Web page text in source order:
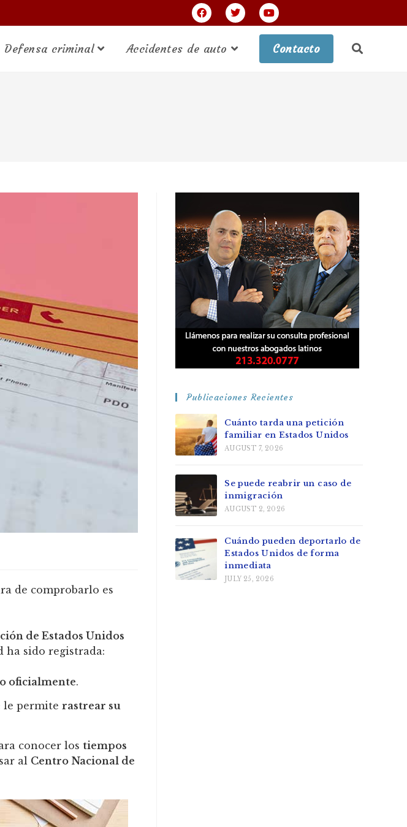
Defensa criminal Accidentes de auto Contacto
de comprobarlo es
de Estados Unidos
sido registrada:
oficialmente.
le permite rastrear su
conocer los tiempos
al Centro Nacional de
Publicaciones Recientes
Cuánto tarda una petición
familiar en Estados Unidos
AUGUST 7, 2026
Se puede reabrir un caso de
inmigración
AUGUST 2, 2026
Cuándo pueden deportarlo de
Estados Unidos de forma
inmediata
JULY 25, 2026